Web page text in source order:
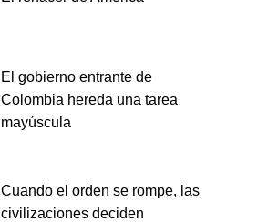
El gobierno entrante de
Colombia hereda una tarea
mayúscula
Cuando el orden se rompe, las
civilizaciones deciden